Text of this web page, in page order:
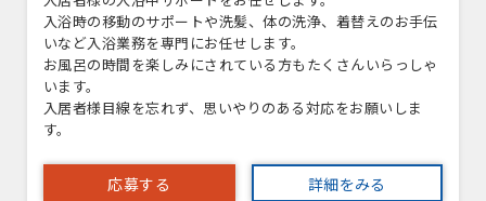
入浴時の移動のサポートや洗髪、体の洗浄、着替えのお手伝
いなど入浴業務を専門にお任せします。
お風呂の時間を楽しみにされている方もたくさんいらっしゃ
います。
入居者様目線を忘れず、思いやりのある対応をお願いしま
す。
応募する 詳細をみる